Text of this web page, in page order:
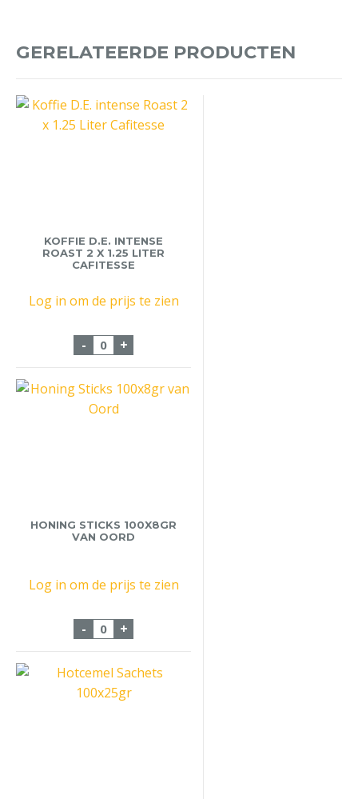
GERELATEERDE PRODUCTEN
KOFFIE D.E. INTENSE
ROAST 2 X 1.25 LITER
CAFITESSE
Log in om de prijs te zien
- Koffie D.E. intense Roast 2 x 1.25 Liter
+
HONING STICKS 100X8GR
VAN OORD
Log in om de prijs te zien
- Honing Sticks 100x8gr van Oord aantal
+